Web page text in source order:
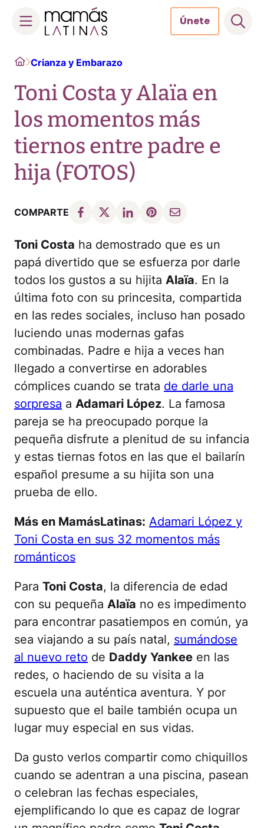
content
Únete
HomeCrianza y Embarazo
Toni Costa y Alaïa en
los momentos más
tiernos entre padre e
hija (FOTOS)
COMPARTE
Toni Costa ha demostrado que es un
papá divertido que se esfuerza por darle
todos los gustos a su hijita Alaïa. En la
última foto con su princesita, compartida
en las redes sociales, incluso han posado
luciendo unas modernas gafas
combinadas. Padre e hija a veces han
llegado a convertirse en adorables
cómplices cuando se trata de darle una
sorpresa a Adamari López. La famosa
pareja se ha preocupado porque la
pequeña disfrute a plenitud de su infancia
y estas tiernas fotos en las que el bailarín
español presume a su hijita son una
prueba de ello.
Más en MamásLatinas: Adamari López y
Toni Costa en sus 32 momentos más
románticos
Para Toni Costa, la diferencia de edad
con su pequeña Alaïa no es impedimento
para encontrar pasatiempos en común, ya
sea viajando a su país natal, sumándose
al nuevo reto de Daddy Yankee en las
redes, o haciendo de su visita a la
escuela una auténtica aventura. Y por
supuesto que el baile también ocupa un
lugar muy especial en sus vidas.
Da gusto verlos compartir como chiquillos
cuando se adentran a una piscina, pasean
o celebran las fechas especiales,
ejemplificando lo que es capaz de lograr